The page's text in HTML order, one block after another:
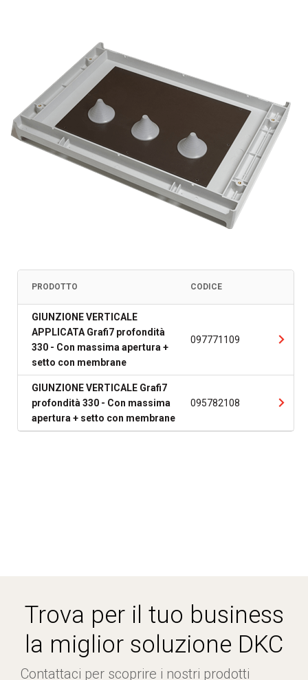
PRODOTTO CODICE
GIUNZIONE VERTICALE
APPLICATA Grafi7 profondità
330 - Con massima apertura +
setto con membrane
097771109
GIUNZIONE VERTICALE Grafi7
profondità 330 - Con massima
apertura + setto con membrane
095782108
Trova per il tuo business
la miglior soluzione DKC
Contattaci per scoprire i nostri prodotti